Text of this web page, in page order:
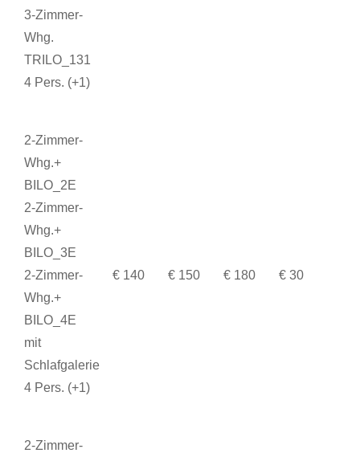
3-Zimmer-
Whg.
TRILO_131
4 Pers. (+1)
2-Zimmer-
Whg.+
BILO_2E
2-Zimmer-
Whg.+
BILO_3E
2-Zimmer-
Whg.+
BILO_4E
mit
Schlafgalerie
4 Pers. (+1)
€ 140 € 150 € 180 € 30
2-Zimmer-